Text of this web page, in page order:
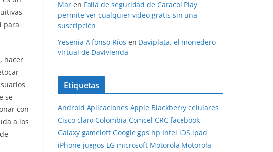
para
hacer
se
con
a los
Mar en Falla de seguridad de Caracol Play
permite ver cualquier video gratis sin una
suscripción
Yesenia Alfonso Ríos en Daviplata, el monedero
virtual de Davivienda
Etiquetas
Android Aplicaciones Apple Blackberry celulares
Cisco claro Colombia Comcel CRC facebook
Galaxy gameloft Google gps hp Intel iOS ipad
iPhone juegos LG microsoft Motorola Motorola